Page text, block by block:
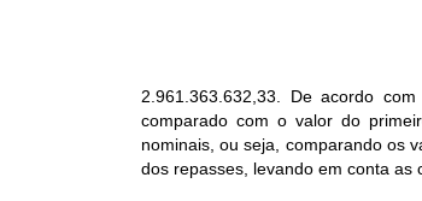
2.961.363.632,33. De acordo
comparado com o valor do
nominais, ou seja, comparando os
dos repasses, levando em conta as